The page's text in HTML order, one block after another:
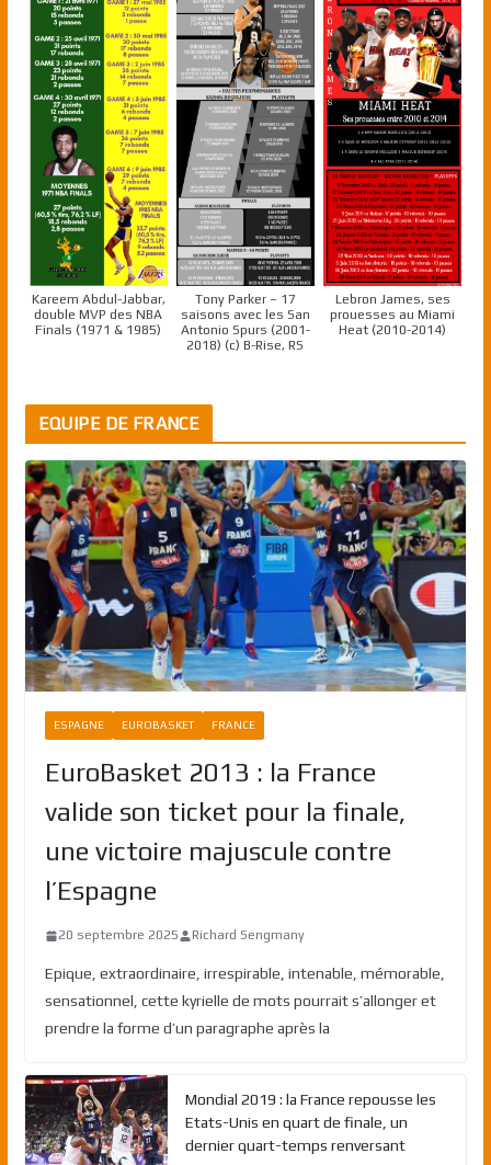
Kareem Abdul-Jabbar,
double MVP des NBA
Finals (1971 & 1985)
Tony Parker – 17
saisons avec les San
Antonio Spurs (2001-
2018) (c) B-Rise, RS
Lebron James, ses
prouesses au Miami
Heat (2010-2014)
EQUIPE DE FRANCE
ESPAGNE EUROBASKET FRANCE
EuroBasket 2013 : la France
valide son ticket pour la finale,
une victoire majuscule contre
l’Espagne
20 septembre 2025 Richard Sengmany
Epique, extraordinaire, irrespirable, intenable, mémorable,
sensationnel, cette kyrielle de mots pourrait s’allonger et
prendre la forme d’un paragraphe après la
Mondial 2019 : la France repousse les
Etats-Unis en quart de finale, un
dernier quart-temps renversant